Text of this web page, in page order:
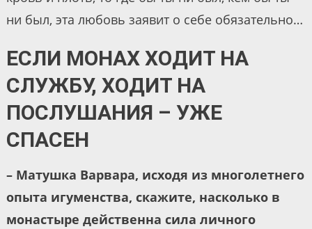
ни был, эта любовь заявит о себе обязательно…
ЕСЛИ МОНАХ ХОДИТ НА
СЛУЖБУ, ХОДИТ НА
ПОСЛУШАНИЯ – УЖЕ
СПАСЕН
– Матушка Варвара, исходя из многолетнего
опыта игуменства, скажите, насколько в
монастыре действенна сила личного